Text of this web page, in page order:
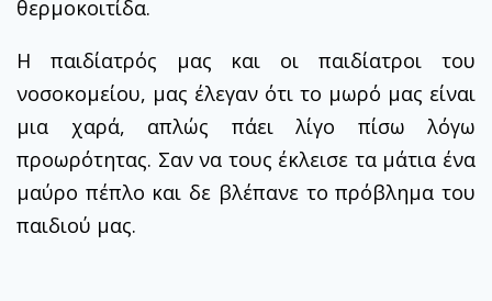
θερμοκοιτίδα.
Η παιδίατρός μας και οι παιδίατροι του
νοσοκομείου, μας έλεγαν ότι το μωρό μας είναι
μια χαρά, απλώς πάει λίγο πίσω λόγω
προωρότητας. Σαν να τους έκλεισε τα μάτια ένα
μαύρο πέπλο και δε βλέπανε το πρόβλημα του
παιδιού μας.